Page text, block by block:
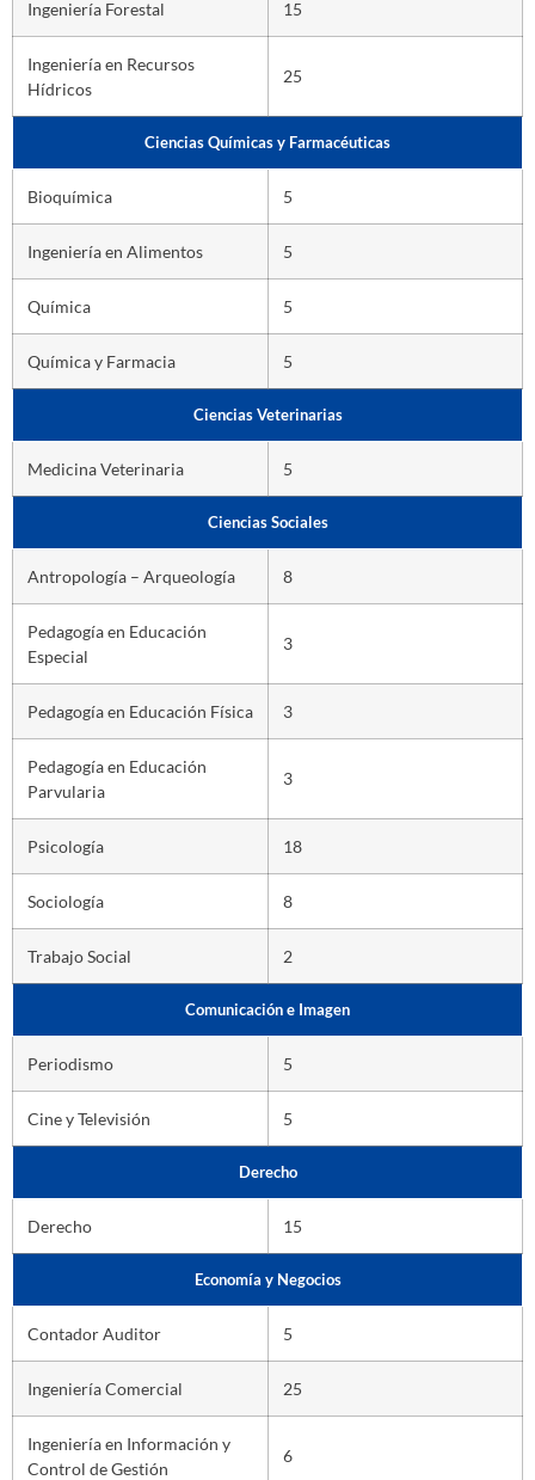
Ingeniería Forestal 15
Ingeniería en Recursos
Hídricos
25
Ciencias Químicas y Farmacéuticas
Bioquímica 5
Ingeniería en Alimentos 5
Química 5
Química y Farmacia 5
Ciencias Veterinarias
Medicina Veterinaria 5
Ciencias Sociales
Antropología – Arqueología 8
Pedagogía en Educación
Especial
3
Pedagogía en Educación Física 3
Pedagogía en Educación
Parvularia
3
Psicología 18
Sociología 8
Trabajo Social 2
Comunicación e Imagen
Periodismo 5
Cine y Televisión 5
Derecho
Derecho 15
Economía y Negocios
Contador Auditor 5
Ingeniería Comercial 25
Ingeniería en Información y
Control de Gestión
6